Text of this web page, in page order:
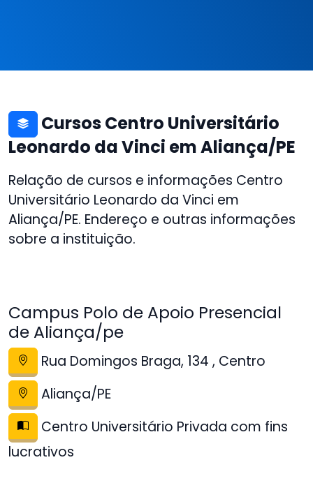
Cursos Centro Universitário
Leonardo da Vinci em Aliança/PE
Relação de cursos e informações Centro
Universitário Leonardo da Vinci em
Aliança/PE. Endereço e outras informações
sobre a instituição.
Campus Polo de Apoio Presencial
de Aliança/pe
Rua Domingos Braga, 134 , Centro
Aliança/PE
Centro Universitário Privada com fins
lucrativos